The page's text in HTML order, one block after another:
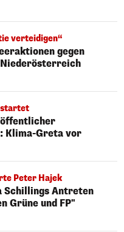
verteidigen“
gegen
Klima-Greta vor
Peter Hajek
Schillings Antreten
Grüne und FP"